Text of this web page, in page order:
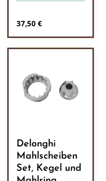
Regulärer Preis:
37,50 €
Delonghi
Mahlscheiben
Set, Kegel und